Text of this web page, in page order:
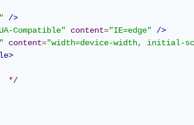
/>
Compatible" content="IE=edge"
/>
content="width=device-width, initial-
/* css اكتب هنا ال  */